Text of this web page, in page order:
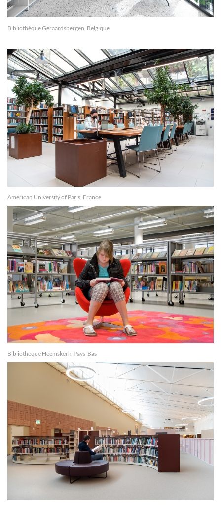
Bibliothèque Geraardsbergen, Belgique
American University of Paris, France
Bibliothèque Heemskerk, Pays-Bas